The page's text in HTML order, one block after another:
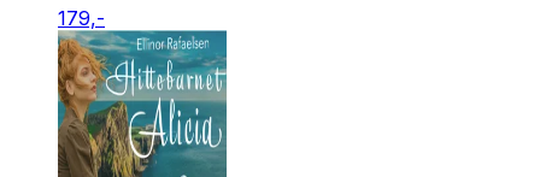
179,-